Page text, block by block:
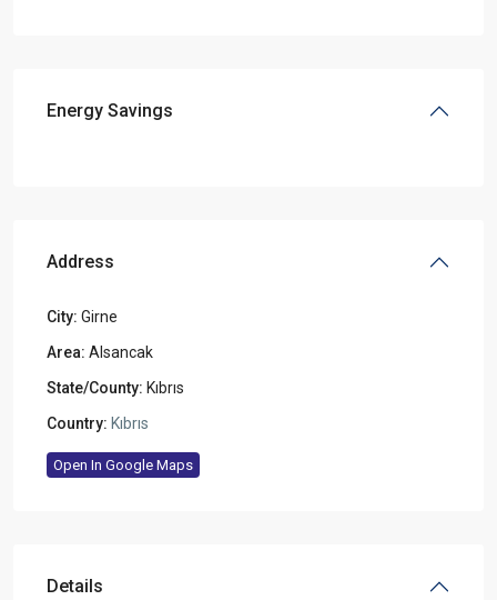
Energy Savings
Address
City: Girne
Area: Alsancak
State/County: Kıbrıs
Country: Kıbrıs
Open In Google Maps
Details